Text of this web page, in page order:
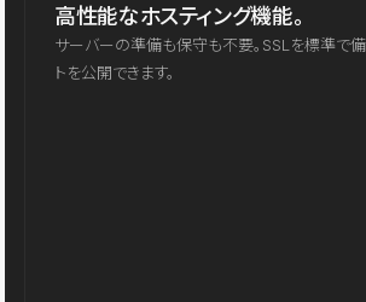
高性能なホスティング機能。
サーバーの準備も保守も不要。SSLを標準で備
トを公開できます。